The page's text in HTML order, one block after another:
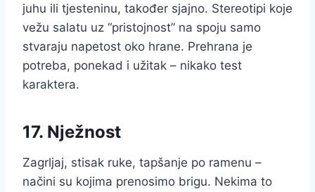
juhu ili tjesteninu, također sjajno. Stereotipi koje
vežu salatu uz “pristojnost” na spoju samo
stvaraju napetost oko hrane. Prehrana je
potreba, ponekad i užitak – nikako test
karaktera.
17. Nježnost
Zagrljaj, stisak ruke, tapšanje po ramenu –
načini su kojima prenosimo brigu. Nekima to